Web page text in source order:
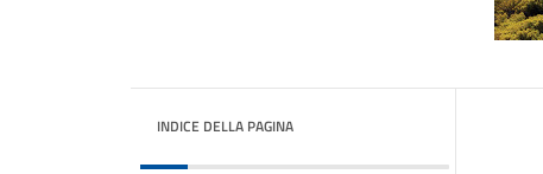
INDICE DELLA PAGINA